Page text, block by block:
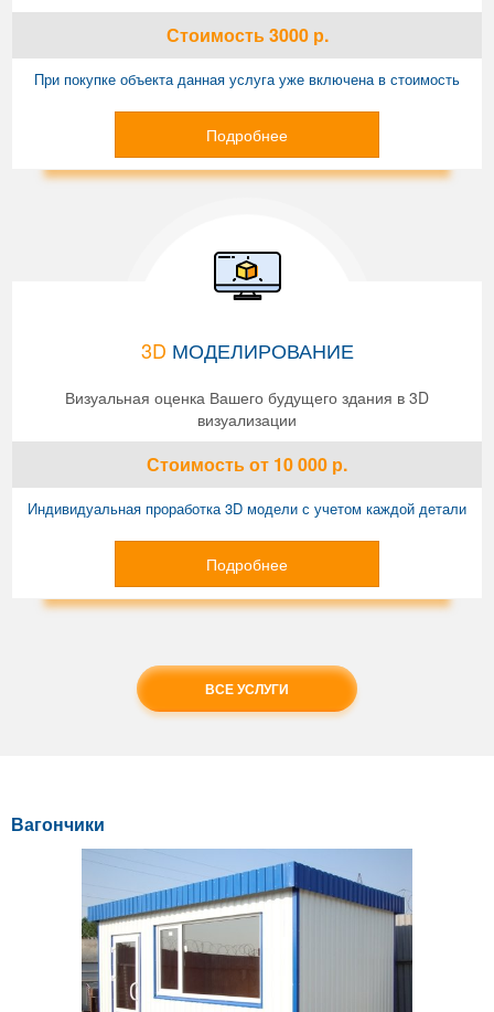
Стоимость3000р.
При покупке объекта данная услуга уже включена в стоимость
Подробнее
3D МОДЕЛИРОВАНИЕ
Визуальная оценка Вашего будущего здания в 3D
визуализации
Стоимостьот 10 000 р.
Индивидуальная проработка 3D модели с учетом каждой детали
Подробнее
ВСЕ УСЛУГИ
Вагончики